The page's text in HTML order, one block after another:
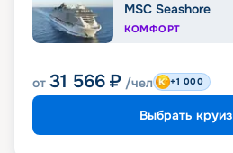
MSC Seashore
КОМФОРТ
от 31 566 ₽ /чел +1 000
Выбрать круиз